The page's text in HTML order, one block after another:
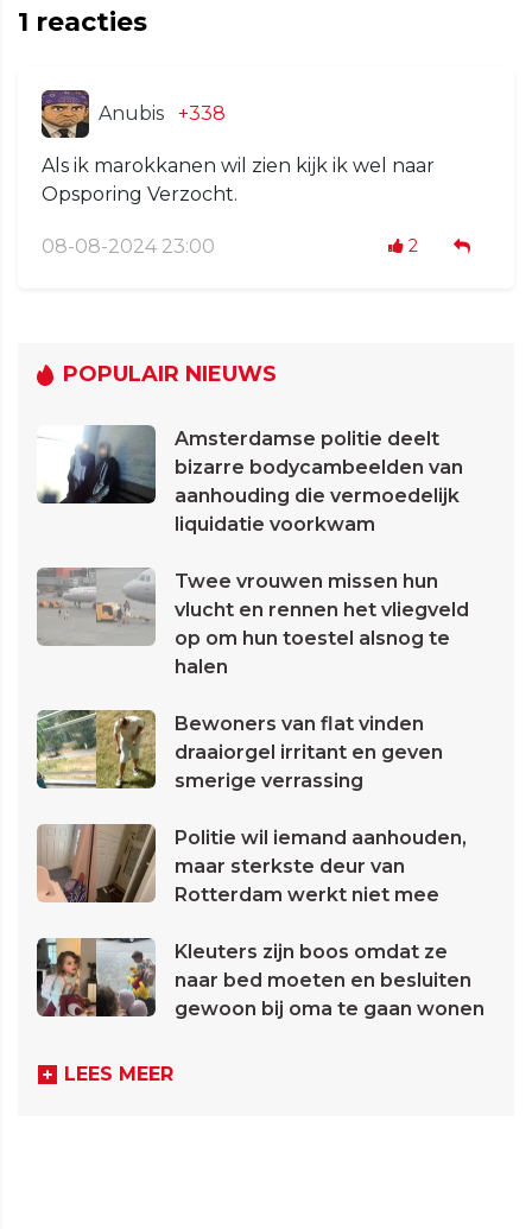
1 reacties
Anubis +338
Als ik marokkanen wil zien kijk ik wel naar
Opsporing Verzocht.
08-08-2024 23:00 2
POPULAIR NIEUWS
Amsterdamse politie deelt
bizarre bodycambeelden van
aanhouding die vermoedelijk
liquidatie voorkwam
Twee vrouwen missen hun
vlucht en rennen het vliegveld
op om hun toestel alsnog te
halen
Bewoners van flat vinden
draaiorgel irritant en geven
smerige verrassing
Politie wil iemand aanhouden,
maar sterkste deur van
Rotterdam werkt niet mee
Kleuters zijn boos omdat ze
naar bed moeten en besluiten
gewoon bij oma te gaan wonen
LEES MEER